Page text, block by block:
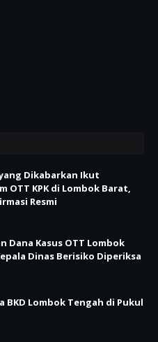
Dikabarkan Ikut
OTT KPK di Lombok Barat,
Resmi
Dana Kasus OTT Lombok
Dinas Berisiko Diperiksa
BKD Lombok Tengah di Pukul